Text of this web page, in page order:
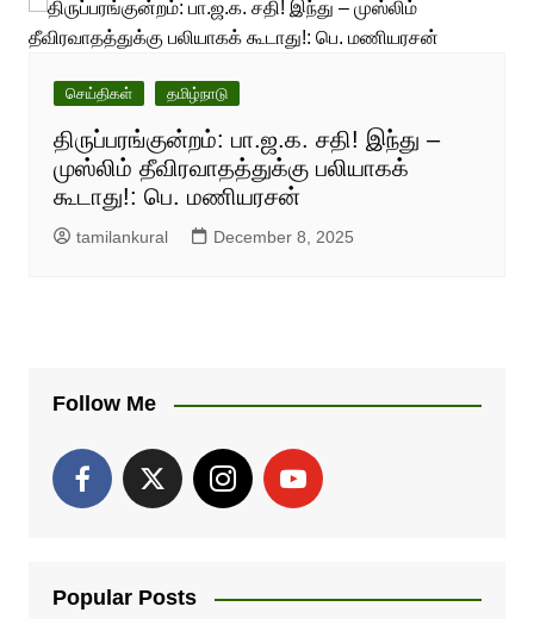
செய்திகள் தமிழ்நாடு
திருப்பரங்குன்றம்: பா.ஜ.க. சதி! இந்து –
முஸ்லிம் தீவிரவாதத்துக்கு பலியாகக்
கூடாது!: பெ. மணியரசன்
tamilankural December 8, 2025
Follow Me
Popular Posts